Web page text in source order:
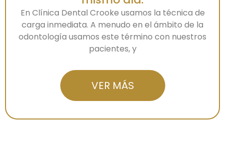
En Clínica Dental Crooke usamos la técnica de
carga inmediata. A menudo en el ámbito de la
odontología usamos este término con nuestros
pacientes, y
VER MÁS